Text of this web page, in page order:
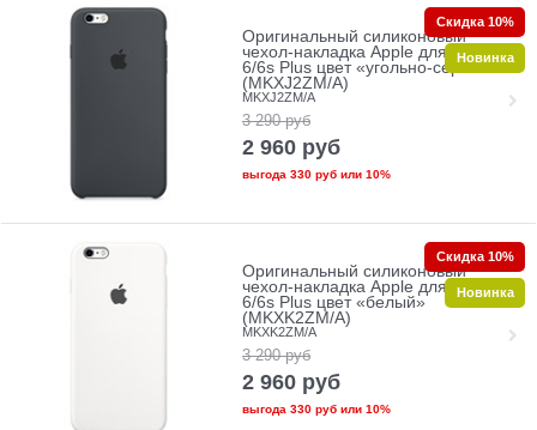
Оригинальный силиконовый
чехол-накладка Apple для iPhone
6/6s Plus цвет «угольно-серый»
(MKXJ2ZM/A)
MKXJ2ZM/A
3 290 руб
2 960 руб
выгода 330 рубили 10%
Скидка 10%
Новинка
Оригинальный силиконовый
чехол-накладка Apple для iPhone
6/6s Plus цвет «белый»
(MKXK2ZM/A)
MKXK2ZM/A
3 290 руб
2 960 руб
выгода 330 рубили 10%
Скидка 10%
Новинка